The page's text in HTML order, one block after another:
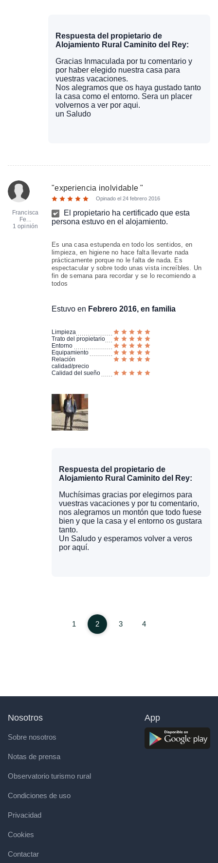
Respuesta del propietario de
Alojamiento Rural Caminito del Rey:
Gracias Inmaculada por tu comentario y
por haber elegido nuestra casa para
vuestras vacaciones.
Nos alegramos que os haya gustado tanto
la casa como el entorno. Sera un placer
volvernos a ver por aqui.
un Saludo
Francisca
Fe...
1 opinión
"experiencia inolvidable"
Opinado el 24 febrero 2016
El propietario ha certificado que esta
persona estuvo en el alojamiento.
Es una casa estupenda en todo los sentidos, en
limpieza, en higiene no hace falta llevarte nada
prácticamente porque no le falta de nada. Es
espectacular y sobre todo unas vista increíbles. Un
fin de semana para recordar y se lo recomiendo a
todos
Estuvo en Febrero 2016, en familia
Limpieza
Trato del propietario
Entorno
Equipamiento
Relación
calidad/precio
Calidad del sueño
Respuesta del propietario de
Alojamiento Rural Caminito del Rey:
Muchísimas gracias por elegirnos para
vuestras vacaciones y por tu comentario,
nos alegramos un montón que todo fuese
bien y que la casa y el entorno os gustara
tanto.
Un Saludo y esperamos volver a veros
por aquí.
1 2 3 4
Nosotros
Sobre nosotros
Notas de prensa
Observatorio turismo rural
Condiciones de uso
Privacidad
Cookies
Contactar
App